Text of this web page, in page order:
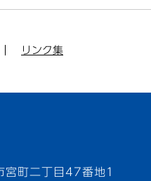
リンク集
町二丁目47番地1